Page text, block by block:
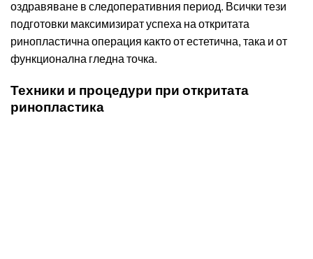
оздравяване в следоперативния период. Всички тези
подготовки максимизират успеха на откритата
ринопластична операция както от естетична, така и от
функционална гледна точка.
Техники и процедури при откритата
ринопластика